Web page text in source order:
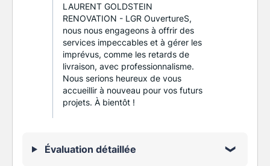
LAURENT GOLDSTEIN
RENOVATION - LGR OuvertureS,
nous nous engageons à offrir des
services impeccables et à gérer les
imprévus, comme les retards de
livraison, avec professionnalisme.
Nous serions heureux de vous
accueillir à nouveau pour vos futurs
projets. À bientôt !
Évaluation détaillée